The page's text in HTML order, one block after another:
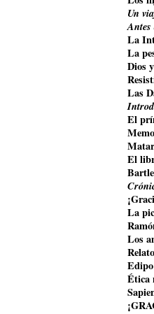
Un
La
La
Dios
Las
El
El
La
Los
Ética